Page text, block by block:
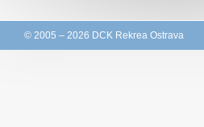
© 2005 – 2026 DCK Rekrea Ostrava